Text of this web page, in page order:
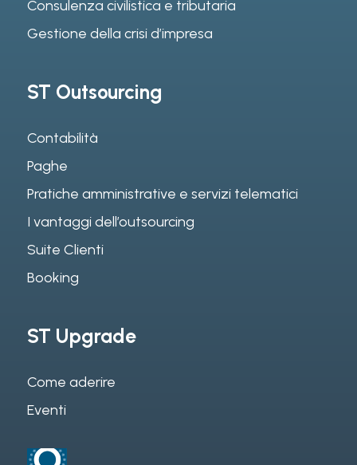
Consulenza civilistica e tributaria
Gestione della crisi d’impresa
ST Outsourcing
Contabilità
Paghe
Pratiche amministrative e servizi telematici
I vantaggi dell’outsourcing
Suite Clienti
Booking
ST Upgrade
Come aderire
Eventi